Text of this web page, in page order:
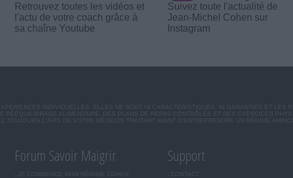
Retrouvez toutes les vidéos et
l'actu de votre coach grâce à
sa chaîne Youtube
Suivez toute l'actualité de
Jean-Michel Cohen sur
Instagram
INDIVIDUELLES. ELLES NE SONT NI CARACTÉRISTIQUES, NI GARANTIES ET LES
RÉÉQUILIBRAGE ALIMENTAIRE, DES PLANS DE REPAS CONTRÔLÉS ET DES EXERCICES
TOUJOURS L'AVIS DE VOTRE MÉDECIN TRAITANT AVANT D'ENTREPRENDRE UN RÉGIME
Forum Savoir Maigrir
JE COMMENCE MON RÉGIME COHEN
Support
CONTACT